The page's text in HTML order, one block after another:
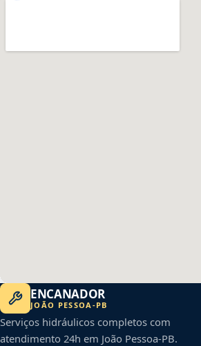
ENCANADOR
JOÃO PESSOA -PB
Serviços hidráulicos completos com
atendimento 24h em João Pessoa-PB.